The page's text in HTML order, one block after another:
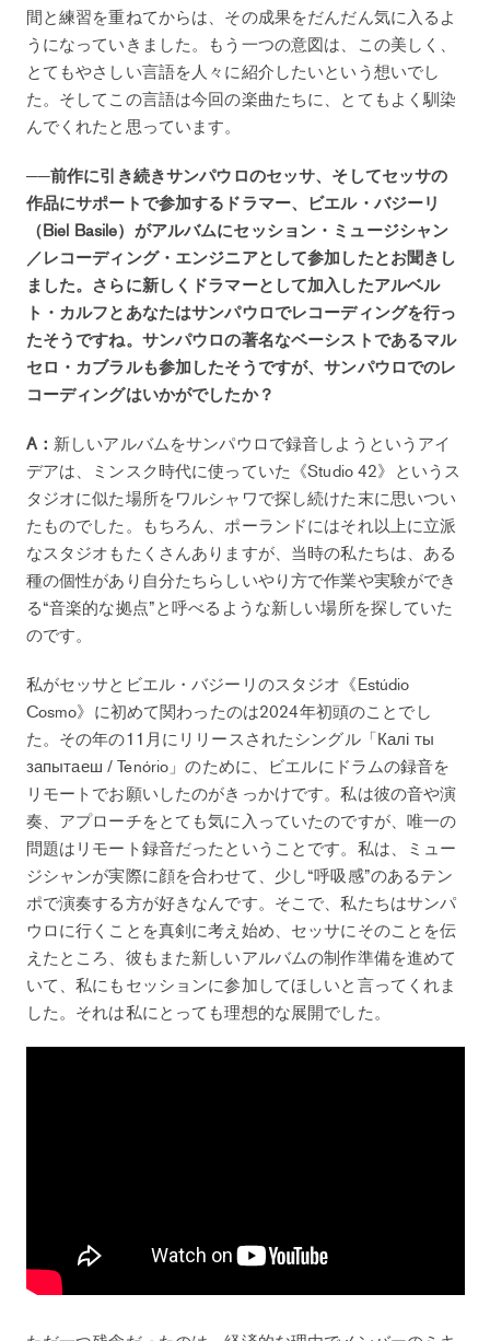
間と練習を重ねてからは、その成果をだんだん気に入るよ
うになっていきました。もう一つの意図は、この美しく、
とてもやさしい言語を人々に紹介したいという想いでし
た。そしてこの言語は今回の楽曲たちに、とてもよく馴染
んでくれたと思っています。
──前作に引き続きサンパウロのセッサ、そしてセッサの
作品にサポートで参加するドラマー、ビエル・バジーリ
（Biel Basile）がアルバムにセッション・ミュージシャン
／レコーディング・エンジニアとして参加したとお聞きし
ました。さらに新しくドラマーとして加入したアルベル
ト・カルフとあなたはサンパウロでレコーディングを行っ
たそうですね。サンパウロの著名なベーシストであるマル
セロ・カブラルも参加したそうですが、サンパウロでのレ
コーディングはいかがでしたか？
A： 新しいアルバムをサンパウロで録音しようというアイ
デアは、ミンスク時代に使っていた《Studio 42》というス
タジオに似た場所をワルシャワで探し続けた末に思いつい
たものでした。もちろん、ポーランドにはそれ以上に立派
なスタジオもたくさんありますが、当時の私たちは、ある
種の個性があり自分たちらしいやり方で作業や実験ができ
る“音楽的な拠点”と呼べるような新しい場所を探していた
のです。
私がセッサとビエル・バジーリのスタジオ《Estúdio
Cosmo》に初めて関わったのは2024年初頭のことでし
た。その年の11月にリリースされたシングル「Калі ты
запытаеш / Tenório」のために、ビエルにドラムの録音を
リモートでお願いしたのがきっかけです。私は彼の音や演
奏、アプローチをとても気に入っていたのですが、唯一の
問題はリモート録音だったということです。私は、ミュー
ジシャンが実際に顔を合わせて、少し“呼吸感”のあるテン
ポで演奏する方が好きなんです。そこで、私たちはサンパ
ウロに行くことを真剣に考え始め、セッサにそのことを伝
えたところ、彼もまた新しいアルバムの制作準備を進めて
いて、私にもセッションに参加してほしいと言ってくれま
した。それは私にとっても理想的な展開でした。